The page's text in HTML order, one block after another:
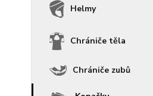
Helmy
Chrániče těla
Chrániče zubů